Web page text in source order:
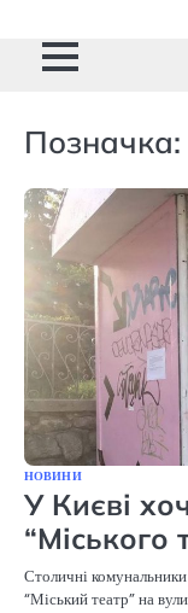
content
Позначка:
НОВИНИ
У Києві
“Міського
Столичні
“Міський театр” на